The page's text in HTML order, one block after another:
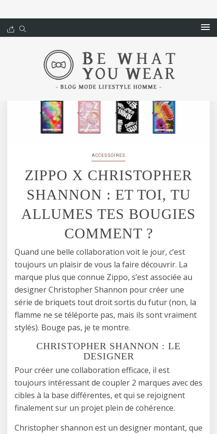
ACCESSOIRES
ZIPPO X CHRISTOPHER
SHANNON : ET TOI, TU
ALLUMES TES BOUGIES
COMMENT ?
Quand une belle collaboration voit le jour, c’est
toujours un plaisir de vous la faire découvrir. La
marque plus que connue Zippo, s’est associée au
designer Christopher Shannon pour créer une
série de briquets tout droit sortis du futur (non, la
flamme ne se téléporte pas, mais ils sont vraiment
stylés). Bouge pas, je te montre.
CHRISTOPHER SHANNON : LE
DESIGNER
Pour créer une collaboration efficace, il est
toujours intéressant de coupler 2 marques avec des
cibles à la base différentes, et qui se rejoignent
finalement sur un projet plein de cohérence.
Christopher shannon est un designer montant, que